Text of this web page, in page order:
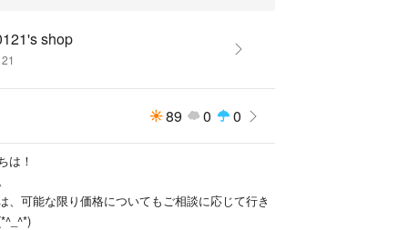
shop
89 0 0
は！
、可能な限り価格についてもご相談に応じて行き